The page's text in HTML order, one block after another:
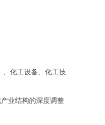
、化工设备、化工技
业结构的深度调整